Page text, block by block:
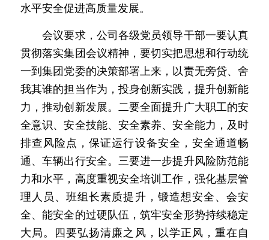
水平安全促进高质量发展。
会议要求，公司各级党员领导干部一要认真
贯彻落实集团会议精神，要切实把思想和行动统
一到集团党委的决策部署上来，以责无旁贷、舍
我其谁的担当作为，投身创新实践，提升创新能
力，推动创新发展。二要全面提升广大职工的安
全意识、安全技能、安全素养、安全能力，及时
排查风险点，保证运行设备安全，安全通道畅
通、车辆出行安全。三要进一步提升风险防范能
力和水平，高度重视安全培训工作，强化基层管
理人员、班组长素质提升，锻造想安全、会安
全、能安全的过硬队伍，筑牢安全形势持续稳定
大局。四要弘扬清廉之风，以学正风，重在自